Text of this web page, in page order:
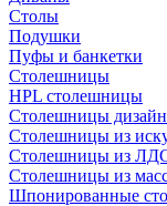
Столы
Подушки
Пуфы и банкетки
Столешницы
HPL столешницы
Столешницы
Столешницы из
Столешницы из
Столешницы из
Шпонированные